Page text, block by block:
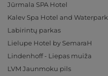
Jūrmala SPA Hotel
Kalev Spa Hotel and Waterpark
Labirintų parkas
Lielupe Hotel by SemaraH
Lindenhoff - Liepas muiža
LVM Jaunmoku pils